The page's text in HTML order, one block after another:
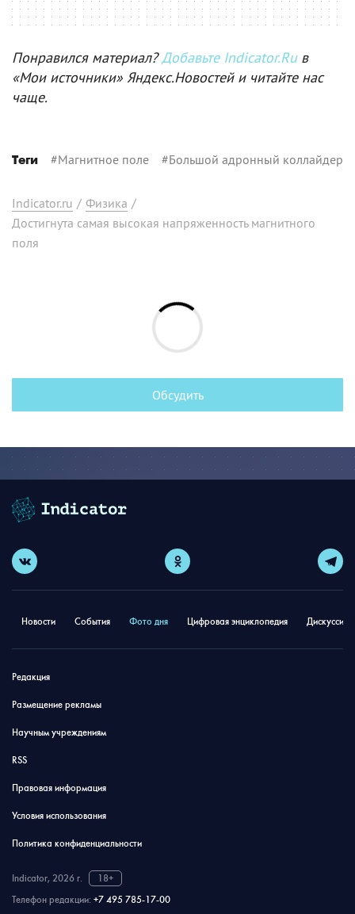
Понравился материал?Добавьте Indicator.Ruв
«Мои источники» Яндекс.Новостей и читайте нас
чаще.
Теги #Магнитное поле #Большой адронный коллайдер
Indicator.ru / Физика /
Достигнута самая высокая напряженность магнитного
поля
Обсудить
Новости События Фото дня Цифровая энциклопедия
Редакция
Размещение рекламы
Научным учреждениям
RSS
Правовая информация
Условия использования
Политика конфиденциальности
Indicator, 2026 г.
18+
Телефон редакции: +7 495 785-17-00